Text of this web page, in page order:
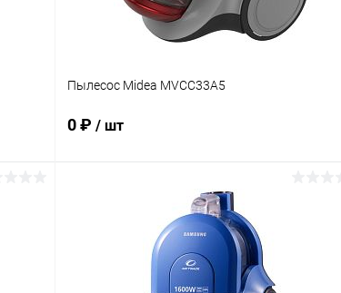
Пылесос Midea MVCC33A5
0 ₽ / шт
В корзину
Купить в 1 клик К сравнению
В наличии